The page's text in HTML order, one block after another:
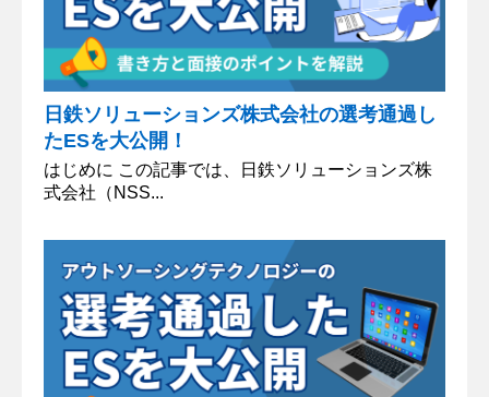
日鉄ソリューションズ株式会社の選考通過し
たESを大公開！
はじめに この記事では、日鉄ソリューションズ株
式会社（NSS...